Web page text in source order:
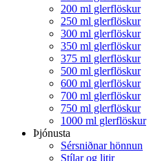
200 ml glerflöskur
250 ml glerflöskur
300 ml glerflöskur
350 ml glerflöskur
375 ml glerflöskur
500 ml glerflöskur
600 ml glerflöskur
700 ml glerflöskur
750 ml glerflöskur
1000 ml glerflöskur
Þjónusta
Sérsniðnar hönnun
Stílar og litir